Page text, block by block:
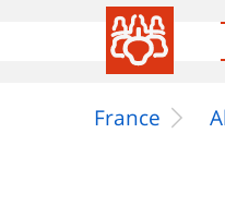
France